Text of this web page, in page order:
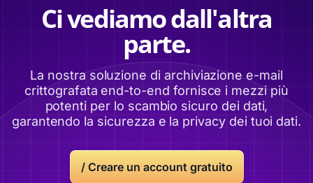
Ci vediamo dall'altra
parte.
La nostra soluzione di archiviazione e-mail
crittografata end-to-end fornisce i mezzi più
potenti per lo scambio sicuro dei dati,
garantendo la sicurezza e la privacy dei tuoi dati.
/ Creare un account gratuito